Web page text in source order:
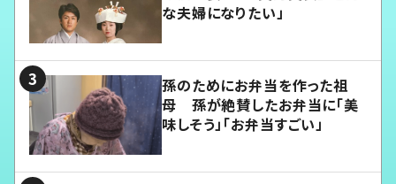
な夫婦になりたい」
孫のためにお弁当を作った祖
母 孫が絶賛したお弁当に「美
味しそう」「お弁当すごい」